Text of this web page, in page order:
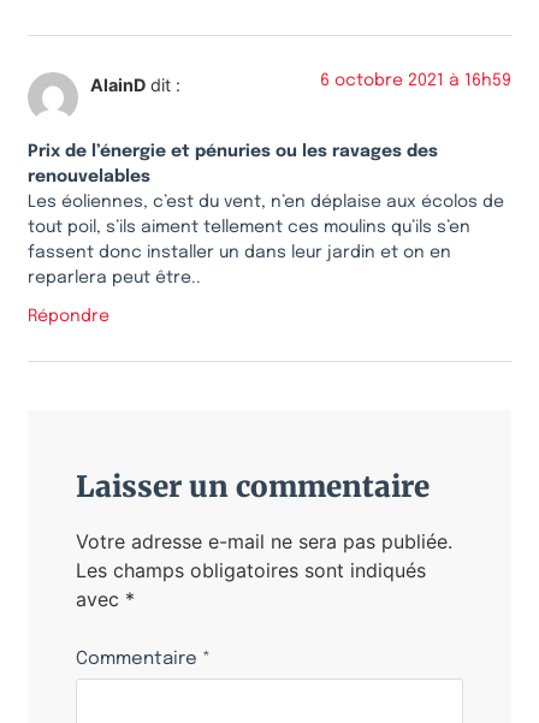
AlainD dit : 6 octobre 2021 à 16h59
Prix de l’énergie et pénuries ou les ravages des
renouvelables
Les éoliennes, c’est du vent, n’en déplaise aux écolos de
tout poil, s’ils aiment tellement ces moulins qu’ils s’en
fassent donc installer un dans leur jardin et on en
reparlera peut être..
Répondre
Laisser un commentaire
Votre adresse e-mail ne sera pas publiée.
Les champs obligatoires sont indiqués
avec *
Commentaire *